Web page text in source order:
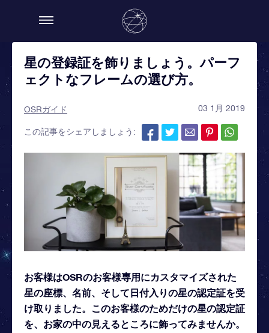
星の登録証を飾りましょう。パーフ
ェクトなフレームの選び方。
OSRガイド 03 1月 2019
この記事をシェアしましょう:
お客様はOSRのお客様専用にカスタマイズされた
星の座標、名前、そして日付入りの星の認定証を受
け取りました。このお客様のためだけの星の認定証
を、お家の中の見えるところに飾ってみませんか。